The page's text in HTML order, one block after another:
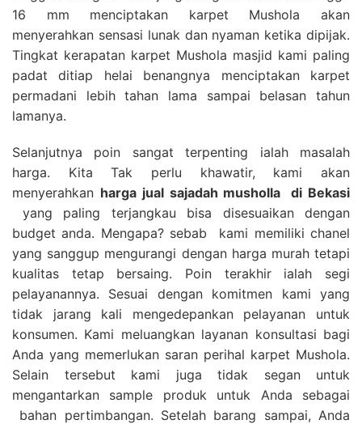
16 mm menciptakan karpet Mushola akan
menyerahkan sensasi lunak dan nyaman ketika dipijak.
Tingkat kerapatan karpet Mushola masjid kami paling
padat ditiap helai benangnya menciptakan karpet
permadani lebih tahan lama sampai belasan tahun
lamanya.
Selanjutnya poin sangat terpenting ialah masalah
harga. Kita Tak perlu khawatir, kami akan
menyerahkan harga jual sajadah musholla
di Bekasi
yang paling terjangkau bisa disesuaikan dengan
budget anda. Mengapa? sebab kami memiliki chanel
yang sanggup mengurangi dengan harga murah tetapi
kualitas tetap bersaing. Poin terakhir ialah segi
pelayanannya. Sesuai dengan komitmen kami yang
tidak jarang kali mengedepankan pelayanan untuk
konsumen. Kami meluangkan layanan konsultasi bagi
Anda yang memerlukan saran perihal karpet Mushola.
Selain tersebut kami juga tidak segan untuk
mengantarkan sample produk untuk Anda sebagai
bahan pertimbangan. Setelah barang sampai, Anda